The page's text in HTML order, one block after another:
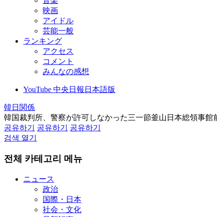
映画
アイドル
芸能一般
ランキング
アクセス
コメント
みんなの感想
YouTube 中央日報日本語版
韓日関係
韓国裁判所、警察が許可しなかった三一節釜山日本総領事館
공유하기
공유하기
공유하기
검색 열기
전체 카테고리 메뉴
ニュース
政治
国際・日本
社会・文化